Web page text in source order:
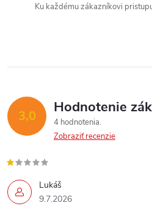
i
p
r
v
k
y
Ku každému zákazníkovi
3,0 Hodnotenie
4 hodnotenia
Zobraziť recenzie
Lukáš
9.7.2026